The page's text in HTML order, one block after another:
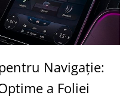
Navigație:
a Foliei